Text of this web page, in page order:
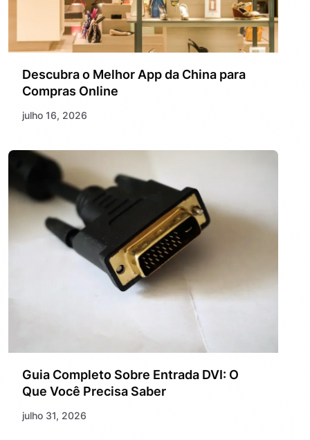
Descubra o Melhor App da China para
Compras Online
julho 16, 2026
Guia Completo Sobre Entrada DVI: O
Que Você Precisa Saber
julho 31, 2026